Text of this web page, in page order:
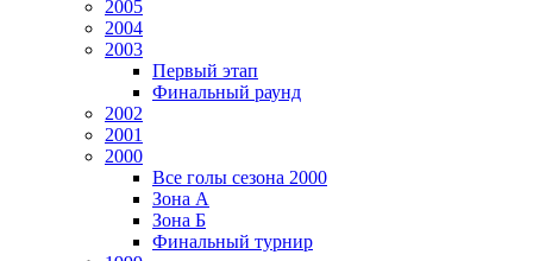
2005
2004
2003
Первый этап
Финальный раунд
2002
2001
2000
Все голы сезона 2000
Зона А
Зона Б
Финальный турнир